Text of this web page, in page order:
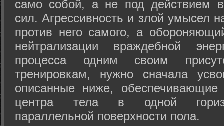
само собой, а не под действием
сил. Агрессивность и злой умысел
против него самого, а
нейтрализации враждебной
процесса одним своим
тренировкам, нужно сначала
описанные ниже, обеспечивающие
центра тела в одной
параллельной поверхности пола.